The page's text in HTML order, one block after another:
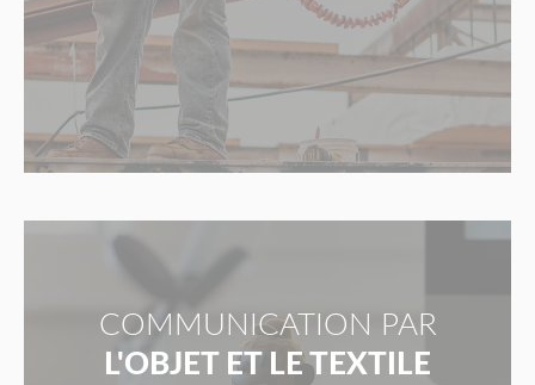
COMMUNICATION PAR
L'OBJET ET LE TEXTILE